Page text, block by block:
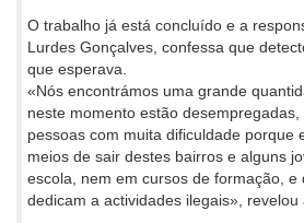
O trabalho já está concluído e a
Lurdes Gonçalves, confessa que
que esperava.
«Nós encontrámos uma grande
neste momento estão
pessoas com muita dificuldade porque
meios de sair destes bairros e alguns
escola, nem em cursos de formação, e
dedicam a actividades ilegais», revelou